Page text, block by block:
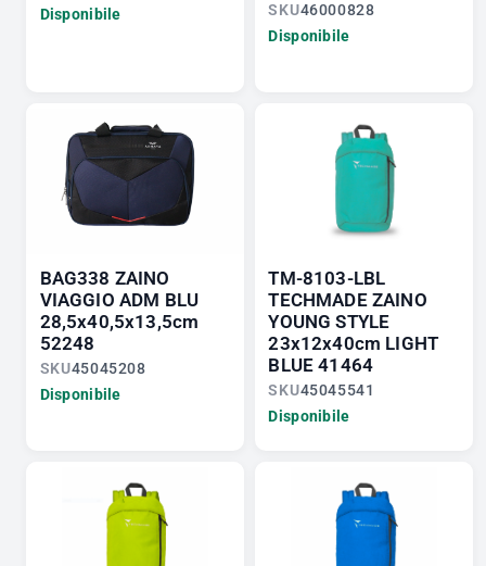
Disponibile
SKU46000828
Disponibile
BAG338 ZAINO
VIAGGIO ADM BLU
28,5x40,5x13,5cm
52248
SKU45045208
Disponibile
TM-8103-LBL
TECHMADE ZAINO
YOUNG STYLE
23x12x40cm LIGHT
BLUE 41464
SKU45045541
Disponibile